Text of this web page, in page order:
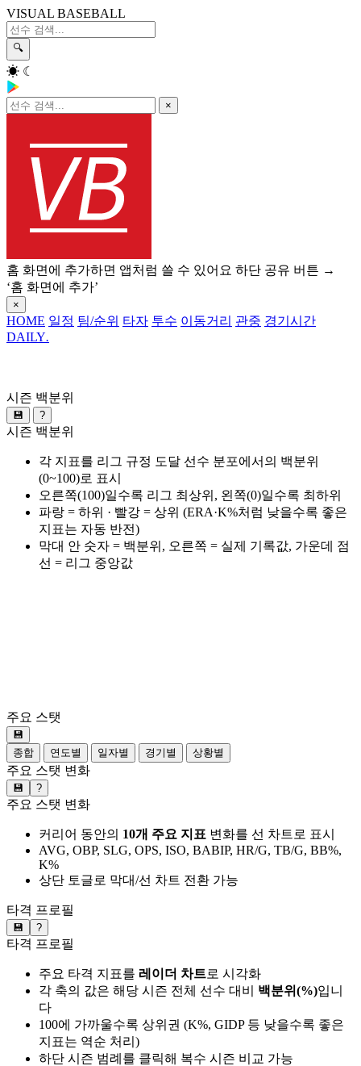
VISUAL BASEBALL
🔍
☀ ☾
×
홈 화면에 추가하면 앱처럼 쓸 수 있어요 하단 공유 버튼 →
‘홈 화면에 추가’
×
HOME 일정 팀/순위 타자 투수 이동거리 관중 경기시간
DAILY.
시즌 백분위
💾 ?
시즌 백분위
각 지표를 리그 규정 도달 선수 분포에서의 백분위
(0~100)로 표시
오른쪽(100)일수록 리그 최상위, 왼쪽(0)일수록 최하위
파랑 = 하위 · 빨강 = 상위 (ERA·K%처럼 낮을수록 좋은
지표는 자동 반전)
막대 안 숫자 = 백분위, 오른쪽 = 실제 기록값, 가운데 점
선 = 리그 중앙값
주요 스탯
💾
종합
연도별 일자별 경기별 상황별
주요 스탯 변화
💾 ?
주요 스탯 변화
커리어 동안의 10개 주요 지표 변화를 선 차트로 표시
AVG, OBP, SLG, OPS, ISO, BABIP, HR/G, TB/G, BB%,
K%
상단 토글로 막대/선 차트 전환 가능
타격 프로필
💾 ?
타격 프로필
주요 타격 지표를 레이더 차트로 시각화
각 축의 값은 해당 시즌 전체 선수 대비 백분위(%)입니
다
100에 가까울수록 상위권 (K%, GIDP 등 낮을수록 좋은
지표는 역순 처리)
하단 시즌 범례를 클릭해 복수 시즌 비교 가능